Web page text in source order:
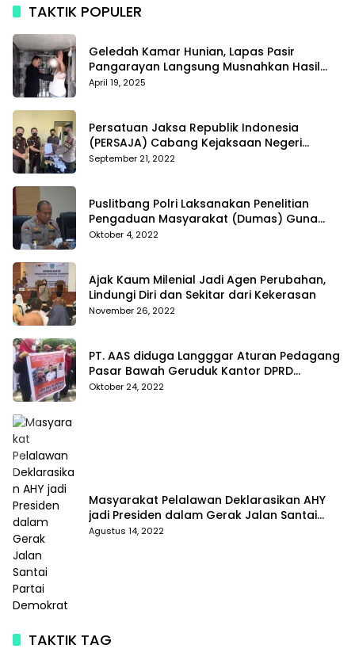
TAKTIK POPULER
Geledah Kamar Hunian, Lapas Pasir
Pangarayan Langsung Musnahkan Hasil
Temuan
April 19, 2025
Persatuan Jaksa Republik Indonesia
(PERSAJA) Cabang Kejaksaan Negeri
Tanggamus resmi melaporkan Alvin Lim ke
September 21, 2022
Puslitbang Polri Laksanakan Penelitian
Pengaduan Masyarakat (Dumas) Guna
Meningkatkan Profesionalisme Personil Polri
Oktober 4, 2022
Ajak Kaum Milenial Jadi Agen Perubahan,
Lindungi Diri dan Sekitar dari Kekerasan
November 26, 2022
PT. AAS diduga Langggar Aturan Pedagang
Pasar Bawah Geruduk Kantor DPRD
Pekanbaru
Oktober 24, 2022
Masyarakat Pelalawan Deklarasikan AHY
jadi Presiden dalam Gerak Jalan Santai
Partai Demokrat
Agustus 14, 2022
TAKTIK TAG